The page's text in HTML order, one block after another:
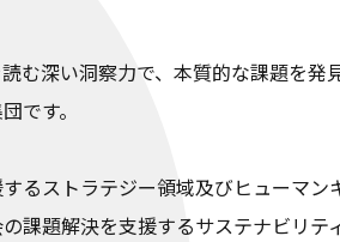
む深い洞察力で、本質的な課題を発
です。
るストラテジー領域及びヒューマン
課題解決を支援するサステナビリテ